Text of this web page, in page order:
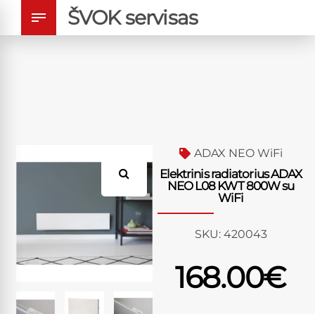
ŠVOK servisas
ADAX NEO WiFi
Elektrinis radiatorius ADAX
NEO L08 KWT 800W su
WiFi
SKU: 420043
168.00€